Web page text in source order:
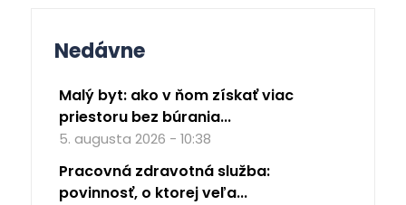
Nedávne
Malý byt: ako v ňom získať viac
priestoru bez búrania...
5. augusta 2026 - 10:38
Pracovná zdravotná služba:
povinnosť, o ktorej veľa...